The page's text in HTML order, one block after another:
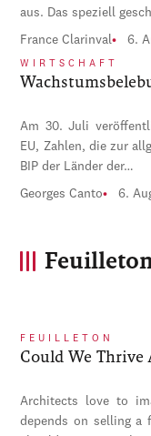
aus. Das speziell
France Clarinval 6.
WIRTSCHAFT
Am 30. Juli
EU, Zahlen, die zur
BIP der Länder der…
Georges Canto 6.
FEUILLETON
Could We Thrive
Architects love to
depends on selling a